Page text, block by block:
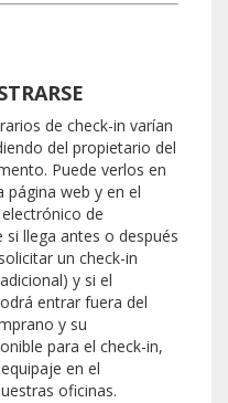
de check-in varían
del propietario del
Puede verlos en
página web y en el
de
si llega antes o después
un check-in
y si el
entrar fuera del
y su
para el check-in,
en el
oficinas.